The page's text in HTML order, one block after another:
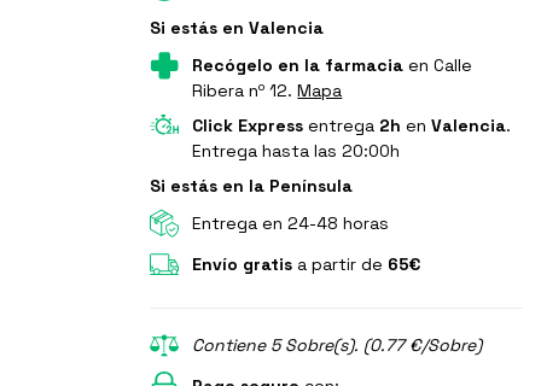
Si estás en Valencia
Recógelo en la farmacia en Calle
Ribera nº 12.Mapa
Click Express entrega 2h enValencia.
Entrega hasta las 20:00h
Si estás en la Península
Entrega en 24-48 horas
Envío gratis a partir de 65€
Contiene 5 Sobre(s). (0.77 €/Sobre)